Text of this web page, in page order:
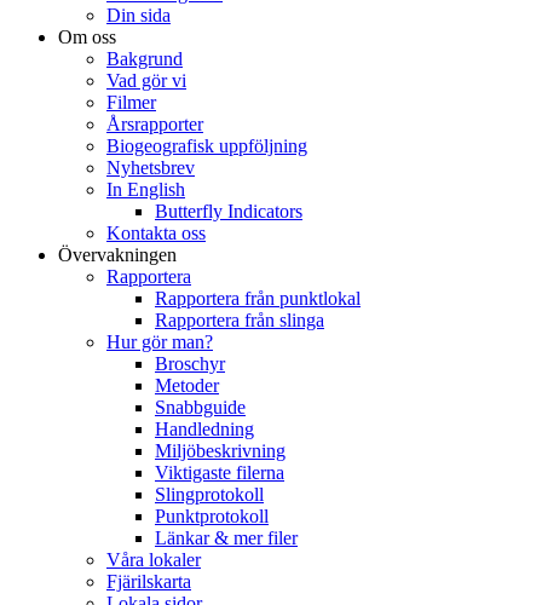
Din sida
Om oss
Bakgrund
Vad gör vi
Filmer
Årsrapporter
Biogeografisk uppföljning
Nyhetsbrev
In English
Butterfly Indicators
Kontakta oss
Övervakningen
Rapportera
Rapportera från punktlokal
Rapportera från slinga
Hur gör man?
Broschyr
Metoder
Snabbguide
Handledning
Miljöbeskrivning
Viktigaste filerna
Slingprotokoll
Punktprotokoll
Länkar & mer filer
Våra lokaler
Fjärilskarta